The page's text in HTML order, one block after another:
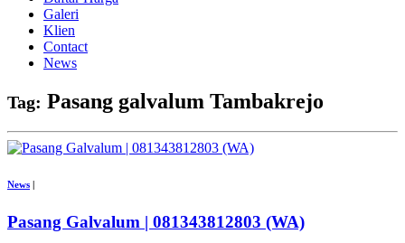
Galeri
Klien
Contact
News
Tag: Pasang galvalum Tambakrejo
News
Pasang Galvalum | 081343812803 (WA)